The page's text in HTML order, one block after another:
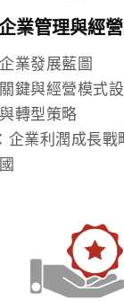
業管理與經
業發展藍圖
鍵與經營模式
轉型策略
企業利潤成長戰